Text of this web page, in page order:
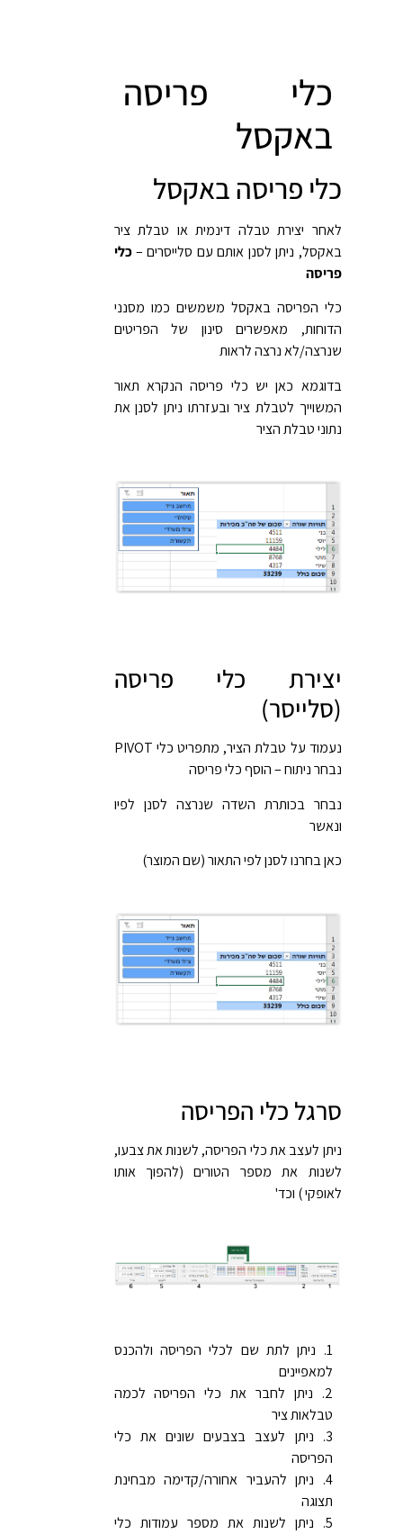
כלי פריסה
באקסל
כלי פריסה באקסל
לאחר יצירת טבלה דינמית או טבלת ציר
באקסל, ניתן לסנן אותם עם סלייסרים –כלי
פריסה
כלי הפריסה באקסל משמשים כמו מסנני
הדוחות, מאפשרים סינון של הפריטים
שנרצה/לא נרצה לראות
בדוגמא כאן יש כלי פריסה הנקרא תאור
המשוייך לטבלת ציר ובעזרתו ניתן לסנן את
נתוני טבלת הציר
יצירת כלי פריסה
(סלייסר)
נעמוד על טבלת הציר, מתפריט כלי PIVOT
נבחר ניתוח – הוסף כלי פריסה
נבחר בכותרת השדה שנרצה לסנן לפיו
ונאשר
כאן בחרנו לסנן לפי התאור (שם המוצר)
סרגל כלי הפריסה
ניתן לעצב את כלי הפריסה, לשנות את צבעו,
לשנות את מספר הטורים (להפוך אותו
לאופקי ) וכד'
ניתן לתת שם לכלי הפריסה ולהכנס
למאפיינים
ניתן לחבר את כלי הפריסה לכמה
טבלאות ציר
ניתן לעצב בצבעים שונים את כלי
הפריסה
ניתן להעביר אחורה/קדימה מבחינת
תצוגה
ניתן לשנות את מספר עמודות כלי